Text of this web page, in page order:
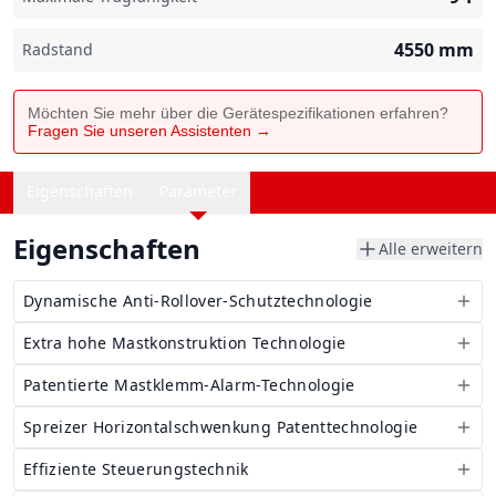
Radstand 4550 mm
Möchten Sie mehr über die Gerätespezifikationen erfahren?
Fragen Sie unseren Assistenten →
Eigenschaften Alle erweitern
Dynamische Anti-Rollover-Schutztechnologie
Extra hohe Mastkonstruktion Technologie
Patentierte Mastklemm-Alarm-Technologie
Spreizer Horizontalschwenkung Patenttechnologie
Effiziente Steuerungstechnik